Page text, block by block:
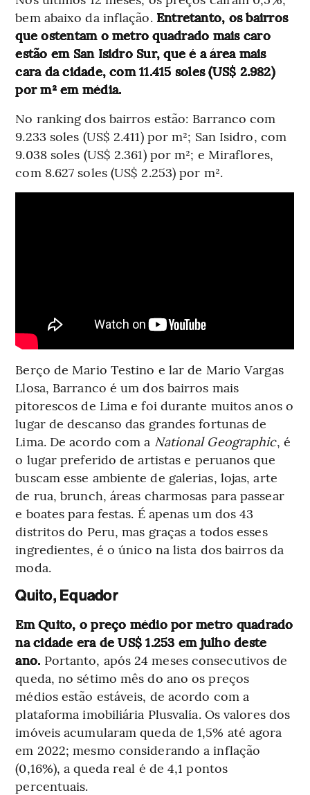
bem abaixo da inflação. Entretanto, os bairros
que ostentam o metro quadrado mais caro
estão em San Isidro Sur, que é a área mais
cara da cidade, com 11.415 soles (US$ 2.982)
por m² em média.
No ranking dos bairros estão: Barranco com
9.233 soles (US$ 2.411) por m²; San Isidro, com
9.038 soles (US$ 2.361) por m²; e Miraflores,
com 8.627 soles (US$ 2.253) por m².
Berço de Mario Testino e lar de Mario Vargas
Llosa, Barranco é um dos bairros mais
pitorescos de Lima e foi durante muitos anos o
lugar de descanso das grandes fortunas de
Lima. De acordo com a National Geographic, é
o lugar preferido de artistas e peruanos que
buscam esse ambiente de galerias, lojas, arte
de rua, brunch, áreas charmosas para passear
e boates para festas. É apenas um dos 43
distritos do Peru, mas graças a todos esses
ingredientes, é o único na lista dos bairros da
moda.
Quito, Equador
Em Quito, o preço médio por metro quadrado
na cidade era de US$ 1.253 em julho deste
ano. Portanto, após 24 meses consecutivos de
queda, no sétimo mês do ano os preços
médios estão estáveis, de acordo com a
plataforma imobiliária Plusvalía. Os valores dos
imóveis acumularam queda de 1,5% até agora
em 2022; mesmo considerando a inflação
(0,16%), a queda real é de 4,1 pontos
percentuais.